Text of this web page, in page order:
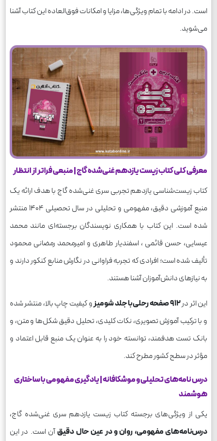
است. در ادامه با تمام ویژگی‌ها، مزایا و امکانات فوق‌العاده این کتاب آشنا
می‌شوید.
معرفی کلی کتاب زیست یازدهم غنی‌شده گاج | منبعی فراتر از انتظار
کتاب زیست‌شناسی یازدهم تجربی سری غنی‌شده گاج با هدف ارائه یک
منبع آموزشی دقیق، مفهومی و تحلیلی در سال تحصیلی ۱۴۰۴ منتشر
شده است. این کتاب با همکاری نویسندگان برجسته‌ای مانند محمد
عیسایی، حسن قائمی ، اسفندیار طاهری و امیرمحمد رمضانی محمود
تألیف شده است؛ افرادی که تجربه فراوانی در نگارش منابع کنکور دارند و
به نیازهای دانش‌آموزان آشنا هستند.
این اثر در۹۱۲صفحه رحلی با جلد شومیزو کیفیت چاپ بالا، منتشر شده
و با ترکیب آموزش تصویری، نکات کلیدی، تحلیل دقیق شکل‌ها و متن، و
بانک تست هدفمند، توانسته خود را به عنوان یک منبع قابل اعتماد و
مؤثر در سطح کشور مطرح کند.
درس‌ نامه‌های تحلیلی و موشکافانه | یادگیری مفهومی با ساختاری
هوشمند
یکی از ویژگی‌های برجسته کتاب زیست یازدهم سری غنی‌شده گاج،
درس‌نامه‌های مفهومی، روان و در عین حال دقیقآن است. در این